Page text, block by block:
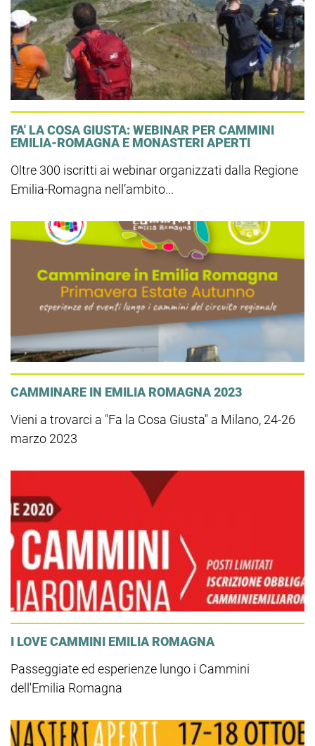
FA' LA COSA GIUSTA: WEBINAR PER CAMMINI
EMILIA-ROMAGNA E MONASTERI APERTI
Oltre 300 iscritti ai webinar organizzati dalla Regione
Emilia-Romagna nell’ambito...
CAMMINARE IN EMILIA ROMAGNA 2023
Vieni a trovarci a "Fa la Cosa Giusta" a Milano, 24-26
marzo 2023
I LOVE CAMMINI EMILIA ROMAGNA
Passeggiate ed esperienze lungo i Cammini
dell'Emilia Romagna